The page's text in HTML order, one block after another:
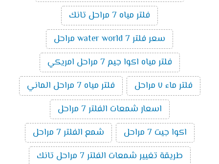
فلتر مياه 7 مراحل تانك
سعر فلتر water world 7 مراحل
فلتر مياه اكوا جيم 7 مراحل امريكي
فلتر ماء ٧ مراحل
فلتر مياه 7 مراحل الماني
اسعار شمعات الفلتر 7 مراحل
اكوا جيت 7 مراحل
شمع الفلتر 7 مراحل
طريقة تغيير شمعات الفلتر 7 مراحل تانك